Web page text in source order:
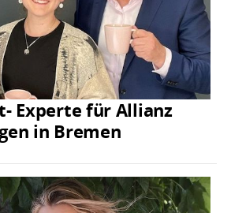
Experte für Allianz
in Bremen